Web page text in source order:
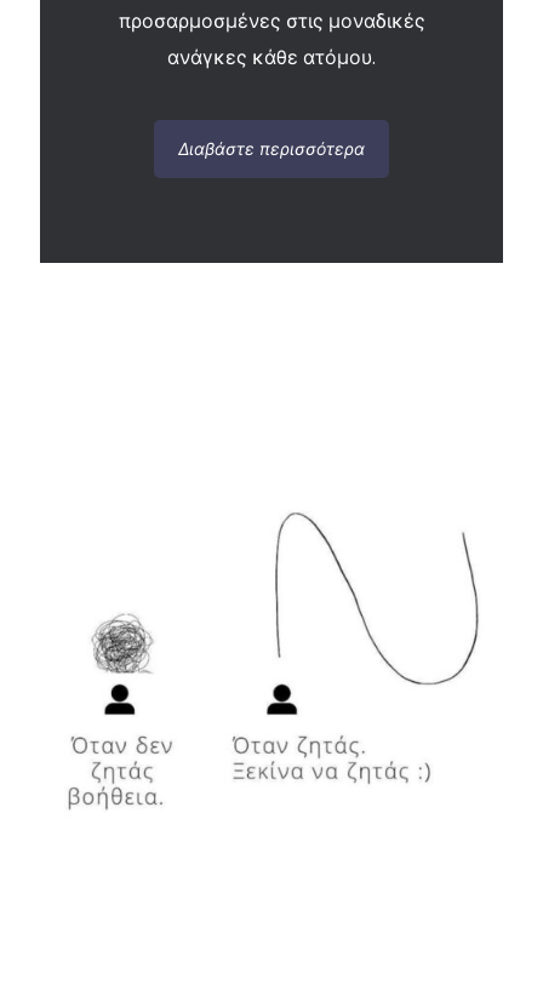
προσαρμοσμένες στις μοναδικές
ανάγκες κάθε ατόμου.
Διαβάστε περισσότερα